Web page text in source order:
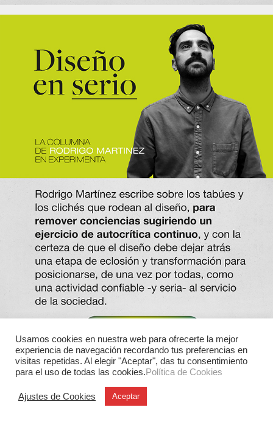
Usamos cookies en nuestra web para ofrecerte la mejor
experiencia de navegación recordando tus preferencias en
visitas repetidas. Al elegir "Aceptar", das tu consentimiento
para el uso de todas las cookies.Política de Cookies
Ajustes de Cookies Aceptar